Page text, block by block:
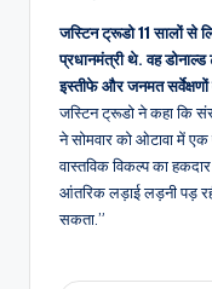
जस्टिन ट्रूडो 11 सालों से
प्रधानमंत्री थे. वह
इस्तीफे और जनमत
जस्टिन ट्रूडो ने कहा कि
ने सोमवार को ओटावा में
वास्तविक विकल्प का
आंतरिक लड़ाई लड़नी पड़
सकता.”